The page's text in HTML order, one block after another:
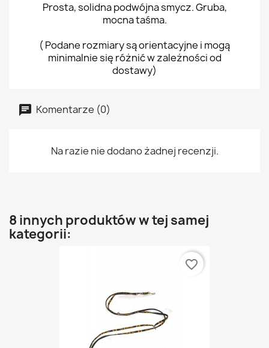
Prosta, solidna podwójna smycz. Gruba,
mocna taśma.
( Podane rozmiary są orientacyjne i mogą
minimalnie się różnić w zależności od
dostawy)
Komentarze (0)
Na razie nie dodano żadnej recenzji.
8 innych produktów w tej samej
kategorii:
favorite_border